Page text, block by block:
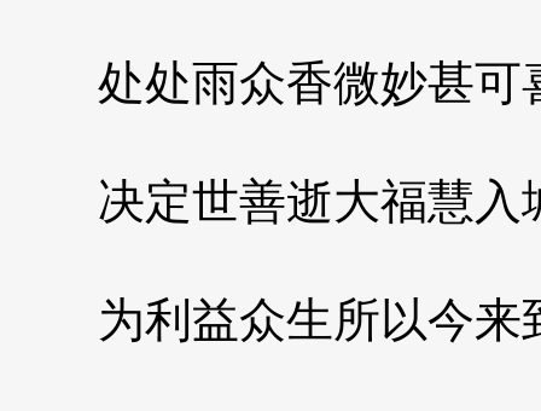
处处雨众香微妙甚可
决定世善逝大福慧入
为利益众生所以今来